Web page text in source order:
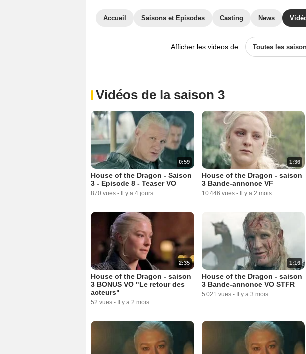
Accueil Saisons et Episodes Casting News
Afficher les videos de Toutes les
Vidéos de la saison 3
0:59
House of the Dragon - Saison
3 - Episode 8 - Teaser VO
870 vues - Il y a 4 jours
1:36
House of the Dragon - saison
3 Bande-annonce VF
10 446 vues - Il y a 2 mois
2:35
House of the Dragon - saison
3 BONUS VO "Le retour des
acteurs"
52 vues - Il y a 2 mois
1:16
House of the Dragon - saison
3 Bande-annonce VO STFR
5 021 vues - Il y a 3 mois